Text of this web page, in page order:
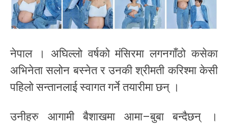
नेपाल । अघिल्लो वर्षको मंसिरमा लगनगाँठो कसेका
अभिनेता सलोन बस्नेत र उनकी श्रीमती करिश्मा केसी
पहिलो सन्तानलाई स्वागत गर्ने तयारीमा छन् ।
उनीहरु आगामी बैशाखमा आमा–बुबा बन्दैछन् ।